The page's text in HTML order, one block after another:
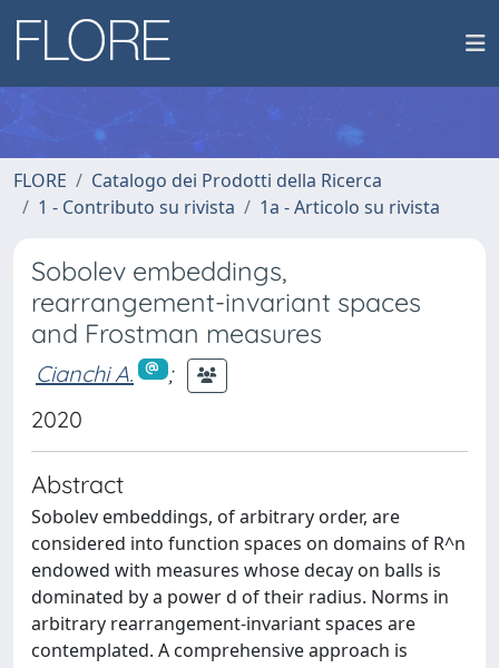
FLORE
Catalogo dei Prodotti della Ricerca
1 - Contributo su rivista
1a - Articolo su rivista
Sobolev embeddings,
rearrangement-invariant spaces
and Frostman measures
Cianchi A.
;
2020
Abstract
Sobolev embeddings, of arbitrary order, are
considered into function spaces on domains of R^n
endowed with measures whose decay on balls is
dominated by a power d of their radius. Norms in
arbitrary rearrangement-invariant spaces are
contemplated. A comprehensive approach is